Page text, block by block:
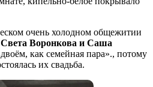
очень холодном общежитии
Света Воронкова и Саша
как семейная пара»., потому
их свадьба.